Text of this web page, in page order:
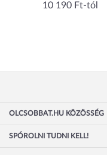
10 190 Ft-tól
OLCSOBBAT.HU KÖZÖSSÉG
SPÓROLNI TUDNI KELL!